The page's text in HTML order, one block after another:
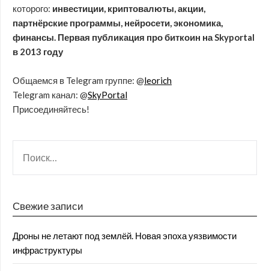
которого: инвестиции, криптовалюты, акции,
партнёрские программы, нейросети, экономика,
финансы. Первая публикация про биткоин на Skyportal
в 2013 году
Общаемся в Telegram группе: @leorich
Telegram канал: @SkyPortal
Присоединяйтесь!
Свежие записи
Дроны не летают под землёй. Новая эпоха уязвимости
инфраструктуры